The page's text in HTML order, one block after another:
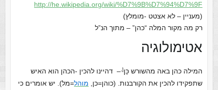
http://he.wikipedia.org/wiki/%D7%9B%D7%94%D7%9F
(מעניין – לא אצטט -מומלץ)
רק מה מקור המלה “כהן” – מתוך הנ”ל
אטימולוגיה
המילה כהן באה מהשורש כָּן[, – דהיינו להכין -הכהן הוא האיש
שתפקידו להכין את הקורבנות. (כוהן=כן, מוהל=מל). יש אומרים כי